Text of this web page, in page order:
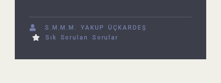
S.M.M.M. YAKUP ÜÇKARDEŞ
Sık Sorulan Sorular